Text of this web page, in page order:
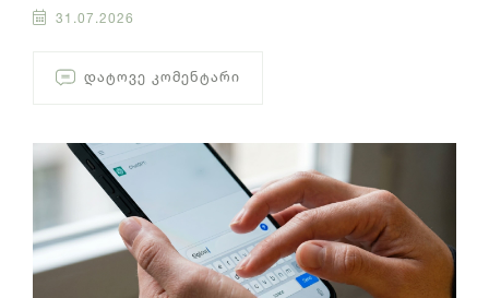
31.07.2026
ᲓᲐᲢᲝᲕᲔ ᲙᲝᲛᲔᲜᲢᲐᲠᲘ